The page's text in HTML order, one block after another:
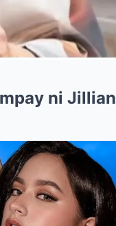
ni Jillian